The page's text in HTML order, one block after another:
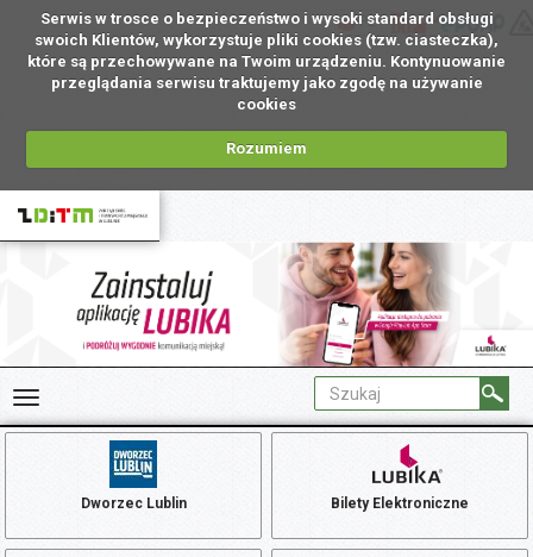
Serwis w trosce o bezpieczeństwo i wysoki standard obsługi
swoich Klientów, wykorzystuje pliki cookies (tzw. ciasteczka),
które są przechowywane na Twoim urządzeniu. Kontynuowanie
przeglądania serwisu traktujemy jako zgodę na używanie
cookies
Rozumiem
PL
Dworzec Lublin Bilety Elektroniczne